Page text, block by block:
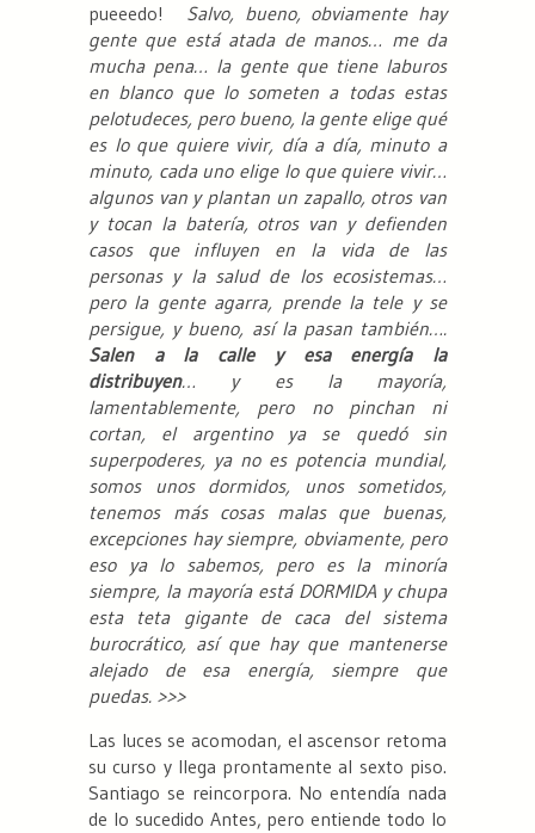
pueeedo! Salvo, bueno, obviamente hay
gente que está atada de manos… me da
mucha pena… la gente que tiene laburos
en blanco que lo someten a todas estas
pelotudeces, pero bueno, la gente elige qué
es lo que quiere vivir, día a día, minuto a
minuto, cada uno elige lo que quiere vivir…
algunos van y plantan un zapallo, otros van
y tocan la batería, otros van y defienden
casos que influyen en la vida de las
personas y la salud de los ecosistemas…
pero la gente agarra, prende la tele y se
persigue, y bueno, así la pasan también….
Salen a la calle y esa energía la
distribuyen… y es la mayoría,
lamentablemente, pero no pinchan ni
cortan, el argentino ya se quedó sin
superpoderes, ya no es potencia mundial,
somos unos dormidos, unos sometidos,
tenemos más cosas malas que buenas,
excepciones hay siempre, obviamente, pero
eso ya lo sabemos, pero es la minoría
siempre, la mayoría está DORMIDA y chupa
esta teta gigante de caca del sistema
burocrático, así que hay que mantenerse
alejado de esa energía, siempre que
puedas. >>>
Las luces se acomodan, el ascensor retoma
su curso y llega prontamente al sexto piso.
Santiago se reincorpora. No entendía nada
de lo sucedido Antes, pero entiende todo lo